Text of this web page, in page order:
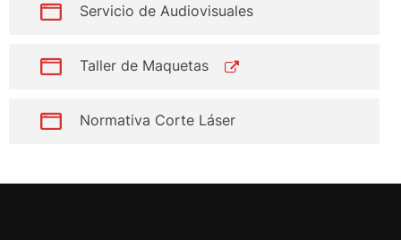
Servicio de Audiovisuales
Taller de Maquetas
Normativa Corte Láser